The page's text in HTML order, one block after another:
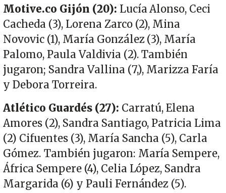
Motive.co Gijón (20): Lucía Alonso, Ceci
Cacheda (3), Lorena Zarco (2), Mina
Novovic (1), María González (3), María
Palomo, Paula Valdivia (2). También
jugaron; Sandra Vallina (7,), Marizza Faría
y Debora Torreira.
Atlético Guardés (27): Carratú, Elena
Amores (2), Sandra Santiago, Patricia Lima
(2) Cifuentes (3), María Sancha (5), Carla
Gómez. También jugaron: María Sempere,
África Sempere (4), Celia López, Sandra
Margarida (6) y Pauli Fernández (5).